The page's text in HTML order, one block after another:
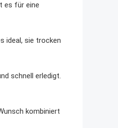
es für eine
ideal, sie trocken
schnell erledigt.
kombiniert